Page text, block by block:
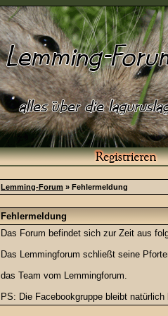
Lemming-Forum » Fehlermeldung
Fehlermeldung
Das Forum befindet sich zur Zeit aus
Das Lemmingforum schließt seine
das Team vom Lemmingforum.
PS: Die Facebookgruppe bleibt